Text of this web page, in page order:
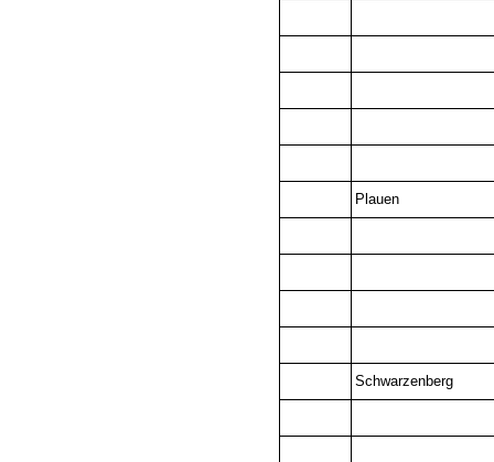
Plauen
Schwarzenberg